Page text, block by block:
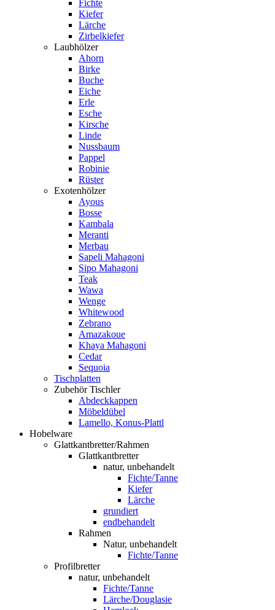
Fichte
Kiefer
Lärche
Zirbelkiefer
Laubhölzer
Ahorn
Birke
Buche
Eiche
Erle
Esche
Kirsche
Linde
Nussbaum
Pappel
Robinie
Rüster
Exotenhölzer
Ayous
Bosse
Kambala
Meranti
Merbau
Sapeli Mahagoni
Sipo Mahagoni
Teak
Wawa
Wenge
Whitewood
Zebrano
Amazakoue
Khaya Mahagoni
Cedar
Sequoia
Tischplatten
Zubehör Tischler
Abdeckkappen
Möbeldübel
Lamello, Konus-Plattl
Hobelware
Glattkantbretter/Rahmen
Glattkantbretter
natur, unbehandelt
Fichte/Tanne
Kiefer
Lärche
grundiert
endbehandelt
Rahmen
Natur, unbehandelt
Fichte/Tanne
Profilbretter
natur, unbehandelt
Fichte/Tanne
Lärche/Douglasie